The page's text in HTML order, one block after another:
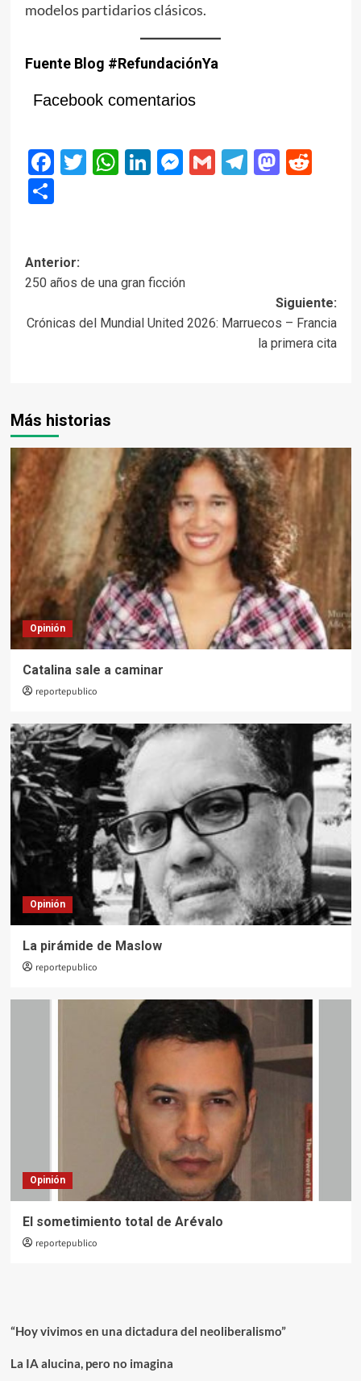
modelos partidarios clásicos.
Fuente Blog #RefundaciónYa
Facebook comentarios
Facebook
Twitter
WhatsApp
LinkedIn
Messenger
GmailTelegram
Compartir
Navegación
de
entradas
Anterior:
250 años de una gran ficción
Siguiente:
Crónicas del Mundial United 2026: Marruecos – Francia
la primera cita
Más historias
Opinión
Catalina sale a caminar
reportepublico
Opinión
La pirámide de Maslow
reportepublico
Opinión
El sometimiento total de Arévalo
reportepublico
“Hoy vivimos en una dictadura del neoliberalismo”
La IA alucina, pero no imagina